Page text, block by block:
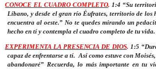
CONOCE EL CUADRO COMPLETO. 1:4 “Su
Líbano, y desde el gran río Éufrates, territorio de los
encuentra al oeste.” No te quedes mirando un
hecho en tí y contempla el cuadro completo de tu vida.
EXPERIMENTA LA PRESENCIA DE DIOS. 1:5
capaz de enfrentarse a tí. Así como estuve con
abandonaré” Recuerda, lo más importante en tu